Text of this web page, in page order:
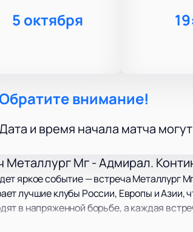
5 октября
внимание!
и время начала матча
Металлург Мг - Адмирал.
яркое событие — встреча Металлург
лучшие клубы России, Европы и
в напряженной борьбе, а каждая